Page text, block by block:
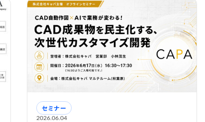
セミナー
2026.06.04